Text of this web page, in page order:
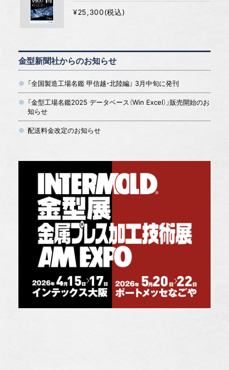
¥25,300(税込)
金型新聞社からのお知らせ
「全国製造工場名鑑 甲信越・北陸編」 3月中旬に発刊
「金型工場名鑑2025 データベース（Win Excel）」販売開始のお
知らせ
配送料金改定のお知らせ